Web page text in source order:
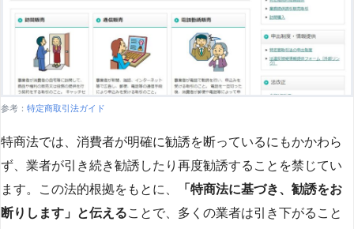
参考： 特定商取引法ガイド
特商法では、消費者が明確に勧誘を断っているにもかかわら
ず、業者が引き続き勧誘したり再度勧誘することを禁じてい
ます。この法的根拠をもとに、
「特商法に基づき、勧誘をお
断りします」と伝えることで、多くの業者は引き下がること